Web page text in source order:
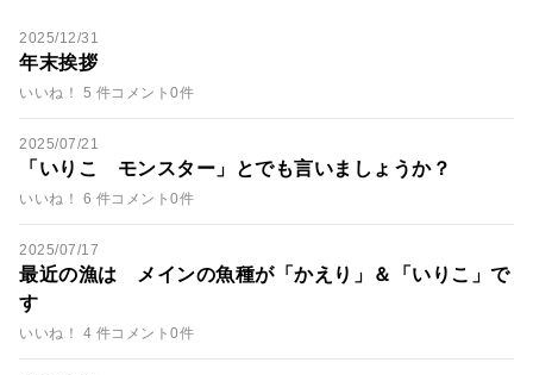
2025/12/31
年末挨拶
いいね！ 5 件コメント0件
2025/07/21
「いりこ モンスター」とでも言いましょうか？
いいね！ 6 件コメント0件
2025/07/17
最近の漁は メインの魚種が「かえり」＆「いりこ」で
す
いいね！ 4 件コメント0件